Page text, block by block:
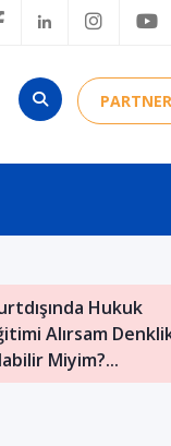
Yurtdışında Sınavsız
Psikoloji Lisans
Alabileceğiniz...